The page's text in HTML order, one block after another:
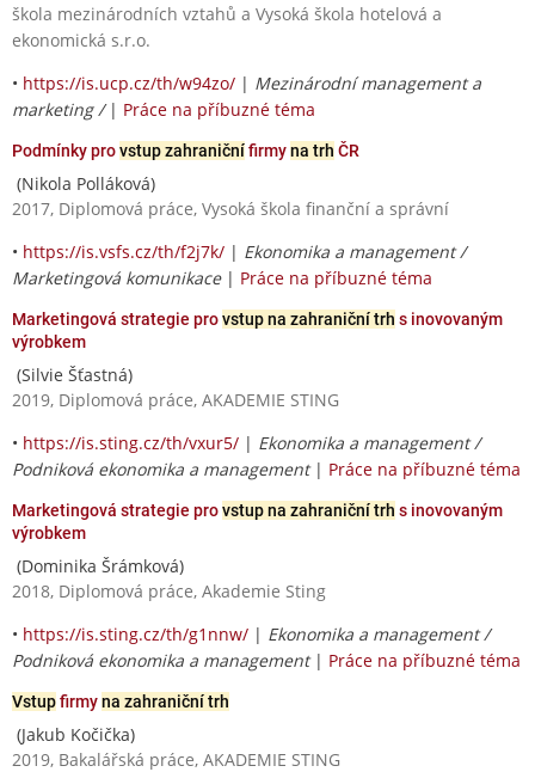
škola mezinárodních vztahů a Vysoká škola hotelová a
ekonomická s.r.o.
• https://is.ucp.cz/th/w94zo/ | Mezinárodní management a
marketing / | Práce na příbuzné téma
Podmínky provstup zahraničnífirmyna trh ČR
(Nikola Polláková)
2017, Diplomová práce, Vysoká škola finanční a správní
• https://is.vsfs.cz/th/f2j7k/ | Ekonomika a management /
Marketingová komunikace| Práce na příbuzné téma
Marketingová strategie provstup na zahraniční trh s inovovaným
výrobkem
(Silvie Šťastná)
2019, Diplomová práce, AKADEMIE STING
• https://is.sting.cz/th/vxur5/ | Ekonomika a management /
Podniková ekonomika a management| Práce na příbuzné téma
Marketingová strategie provstup na zahraniční trh s inovovaným
výrobkem
(Dominika Šrámková)
2018, Diplomová práce, Akademie Sting
• https://is.sting.cz/th/g1nnw/ | Ekonomika a management /
Podniková ekonomika a management| Práce na příbuzné téma
Vstupfirmyna zahraniční trh
(Jakub Kočička)
2019, Bakalářská práce, AKADEMIE STING